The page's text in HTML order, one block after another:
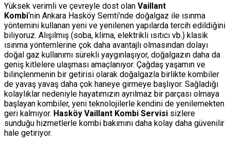
Yüksek verimli ve çevreyle dost olan Vaillant
Kombi‘nin Ankara Hasköy Semti’nde doğalgaz ile ısınma
yöntemini kullanan yeni ve yenilenen yapılarda tercih edildiğini
biliyoruz. Alışılmış (soba, klima, elektrikli ısıtıcı vb.) klasik
ısınma yöntemlerine çok daha avantajlı olmasından dolayı
doğal gaz kullanımı sürekli yaygınlaşıyor, doğalgazın daha da
geniş kitlelere ulaşması amaçlanıyor. Çağdaş yaşamın ve
bilinçlenmenin bir getirisi olarak doğalgazla birlikte kombiler
de yavaş yavaş daha çok haneye girmeye başlıyor. Sağladığı
kolaylıklar nedeniyle hayatımızın ayrılmaz bir parçası olmaya
başlayan kombiler, yeni teknolojilerle kendini de yenilemekten
geri kalmıyor. Hasköy Vaillant Kombi Servisi sizlere
sunduğu hizmetlerle kombi bakımını daha kolay daha güvenilir
hale getiriyor.